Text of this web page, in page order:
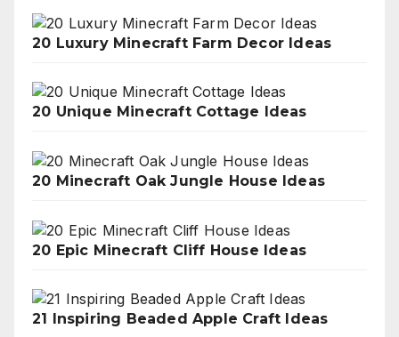
20 Luxury Minecraft Farm Decor Ideas
20 Unique Minecraft Cottage Ideas
20 Minecraft Oak Jungle House Ideas
20 Epic Minecraft Cliff House Ideas
21 Inspiring Beaded Apple Craft Ideas